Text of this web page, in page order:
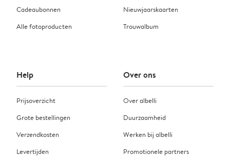
Cadeaubonnen
Alle fotoproducten
Nieuwjaarskaarten
Trouwalbum
Help
Prijsoverzicht
Grote bestellingen
Verzendkosten
Levertijden
Over ons
Over albelli
Duurzaamheid
Werken bij albelli
Promotionele partners